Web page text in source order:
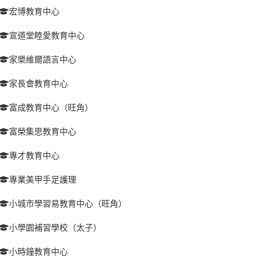
宏博教育中心
宣道堂睦愛教育中心
家樂維爾語言中心
家長會教育中心
富成教育中心（旺角）
富榮集思教育中心
專才教育中心
專業美甲手足護理
小城市學習易教育中心（旺角）
小學園補習學校（太子）
小時鐘教育中心